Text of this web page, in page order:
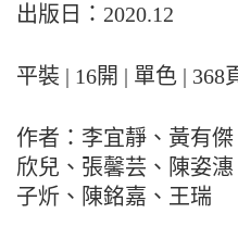
出版日：2020.12
平裝 | 16開 | 單色 | 368
作者：李宜靜、黃有
欣兒、張馨芸、陳姿
子炘、陳銘嘉、王瑞